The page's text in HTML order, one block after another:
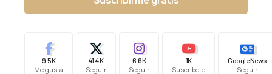
9.5K
Me gusta
41.4K
Seguir
6.6K
Seguir
1K
Suscríbete
Google News
Seguir